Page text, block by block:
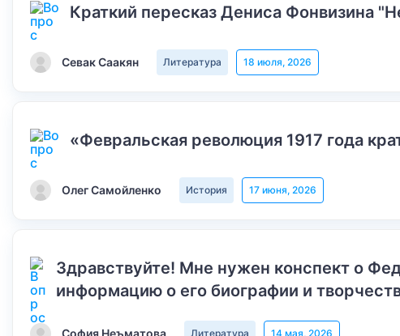
Краткий пересказ Дениса Фонвизина
Севак Саакян Литература 18 июля, 2026
«Февральская революция 1917 года
Олег Самойленко История 17 июня, 2026
Здравствуйте! Мне нужен конспект о
информацию о его биографии и
София Неъматова Литература 14 мая, 2026